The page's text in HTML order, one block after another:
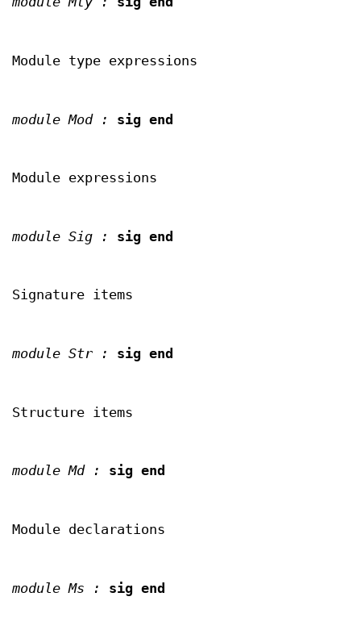
Module type expressions
module Mod : sig end
Module expressions
module Sig : sig end
Signature items
module Str : sig end
Structure items
module Md : sig end
Module declarations
module Ms : sig end